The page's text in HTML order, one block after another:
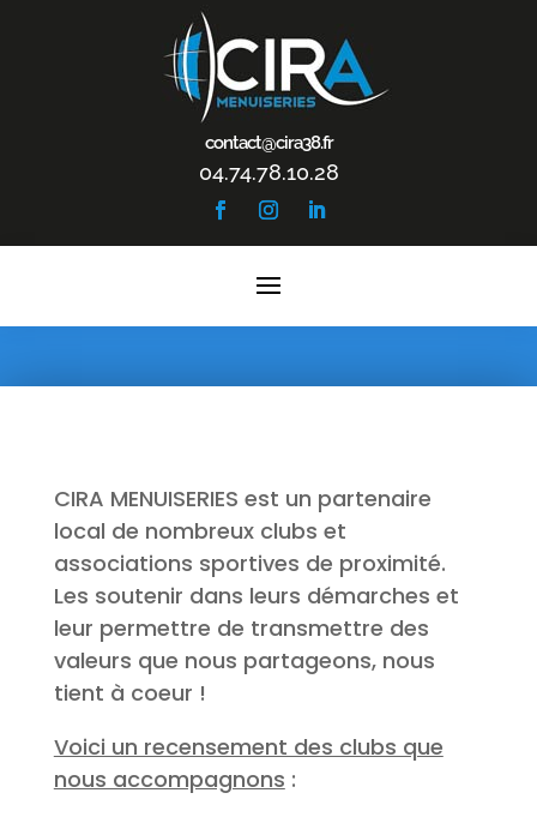
contact@cira38.fr
04.74.78.10.28
CIRA MENUISERIES est un partenaire
local de nombreux clubs et
associations sportives de proximité.
Les soutenir dans leurs démarches et
leur permettre de transmettre des
valeurs que nous partageons, nous
tient à coeur !
Voici un recensement des clubs que
nous accompagnons :